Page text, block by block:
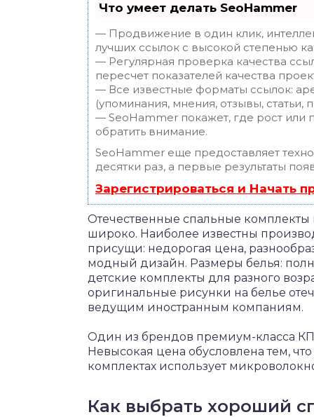
Что умеет делать SeoHammer
— Продвижение в один клик,
лучших ссылок с высокой степенью
— Регулярная проверка качества
пересчет показателей качества
— Все известные форматы ссылок:
(упоминания, мнения, отзывы, статьи,
— SeoHammer покажет, где рост или
обратить внимание.
SeoHammer еще предоставляет
десятки раз, а первые результаты
Зарегистрироваться и Начать
Отечественные спальные
широко. Наиболее известны
присущи: недорогая цена,
модный дизайн. Размеры белья:
детские комплекты для разного
оригинальные рисунки на белье
ведущим иностранным компаниям.
Один из брендов премиум-класса
Невысокая цена обусловлена тем,
комплектах использует
Как выбрать хороший